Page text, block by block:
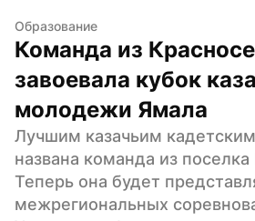
Образование
Команда из
завоевала кубок
молодежи Ямала
Лучшим казачьим
названа команда из
Теперь она будет
межрегиональных